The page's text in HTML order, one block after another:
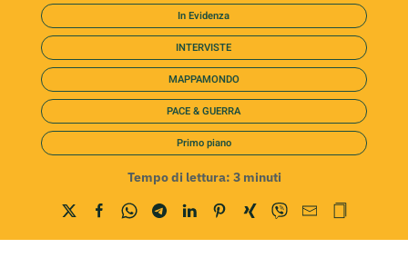
In Evidenza
INTERVISTE
MAPPAMONDO
PACE & GUERRA
Primo piano
Tempo di lettura: 3 minuti